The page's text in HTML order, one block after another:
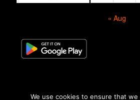
« Aug
We use cookies to ensure that